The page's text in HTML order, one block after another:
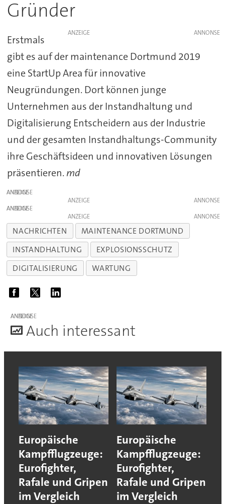
Gründer
ANZEIGE
Erstmals
gibt es auf der maintenance Dortmund 2019
eine StartUp Area für innovative
Neugründungen. Dort können junge
Unternehmen aus der Instandhaltung und
Digitalisierung Entscheidern aus der Industrie
und der gesamten Instandhaltungs-Community
ihre Geschäftsideen und innovativen Lösungen
präsentieren. md
ANZEIGE
ANZEIGE
ANZEIGE
ANZEIGE
NACHRICHTEN
MAINTENANCE DORTMUND
INSTANDHALTUNG
EXPLOSIONSSCHUTZ
DIGITALISIERUNG
WARTUNG
ANZEIGE
Auch interessant
Europäische
Kampfflugzeuge:
Eurofighter,
Rafale und Gripen
im Vergleich
Europäische
Kampfflugzeuge:
Eurofighter,
Rafale und Gripen
im Vergleich